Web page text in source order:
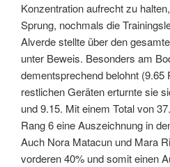
Konzentration aufrecht zu
Sprung, nochmals die
Alverde stellte über den
unter Beweis. Besonders am
dementsprechend belohnt (9.65
restlichen Geräten erturnte sie
und 9.15. Mit einem Total von
Rang 6 eine Auszeichnung in
Auch Nora Matacun und Mara
vorderen 40% und somit einen